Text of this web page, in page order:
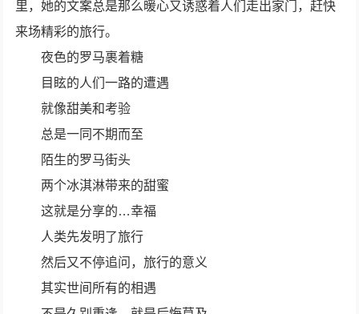
里，她的文案总是那么暖心又诱惑着人们走出家门，赶快
来场精彩的旅行。
夜色的罗马裹着糖
目眩的人们一路的遭遇
就像甜美和考验
总是一同不期而至
陌生的罗马街头
两个冰淇淋带来的甜蜜
这就是分享的…幸福
人类先发明了旅行
然后又不停追问，旅行的意义
其实世间所有的相遇